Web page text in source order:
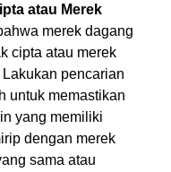
atau Merek
merek dagang
cipta atau merek
pencarian
untuk memastikan
yang memiliki
dengan merek
sama atau